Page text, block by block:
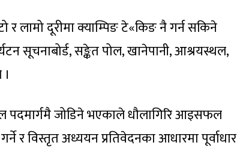
र लामो दूरीमा क्याम्पिङ टे«किङ नै गर्न सकिने
सूचनाबोर्ड, सङ्केत पोल, खानेपानी, आश्रयस्थल,
पदमार्गमै जोडिने भएकाले धौलागिरि आइसफल
र विस्तृत अध्ययन प्रतिवेदनका आधारमा पूर्वाधार